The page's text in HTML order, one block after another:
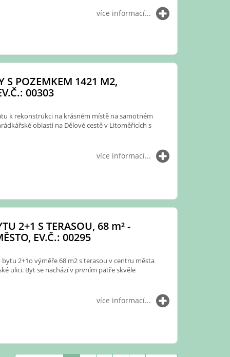
více informací...
S POZEMKEM 1421 M2,
00303
k rekonstrukci na krásném místě na samotném
oblasti na Dělové cestě v Litoměřicích s
více informací...
2+1 S TERASOU, 68 m²-
EV.Č.: 00295
2+1o výměře 68 m2 s terasou v centru města
ulici. Byt se nachází v prvním patře skvěle
více informací...